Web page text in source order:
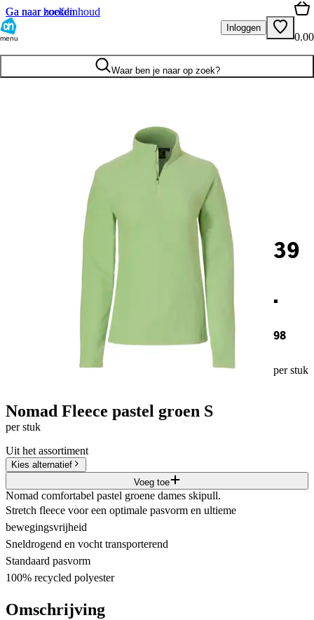
Ga naar hoofdinhoud
Ga naar zoeken
menu
Inloggen
0.00
Waar ben je naar op zoek?
39
.
98
per stuk
Nomad Fleece pastel groen S
per stuk
Uit het assortiment
Kies alternatief
Voeg toe
Nomad comfortabel pastel groene dames skipull.
Stretch fleece voor een optimale pasvorm en ultieme
bewegingsvrijheid
Sneldrogend en vocht transporterend
Standaard pasvorm
100% recycled polyester
Omschrijving